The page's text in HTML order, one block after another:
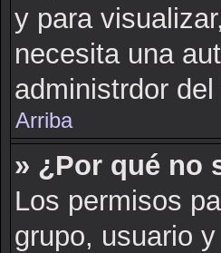
y para
necesita una
administrdor
Arriba
» ¿Por qué no
Los permisos
grupo, usuario